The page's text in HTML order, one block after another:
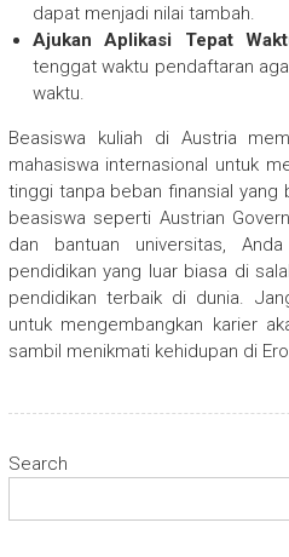
dapat menjadi nilai tambah.
Ajukan Aplikasi Tepat
tenggat waktu pendaftaran
waktu.
Beasiswa kuliah di Austria
mahasiswa internasional untuk
tinggi tanpa beban finansial yang
beasiswa seperti Austrian
dan bantuan universitas,
pendidikan yang luar biasa di
pendidikan terbaik di dunia.
untuk mengembangkan karier
sambil menikmati kehidupan di
Search